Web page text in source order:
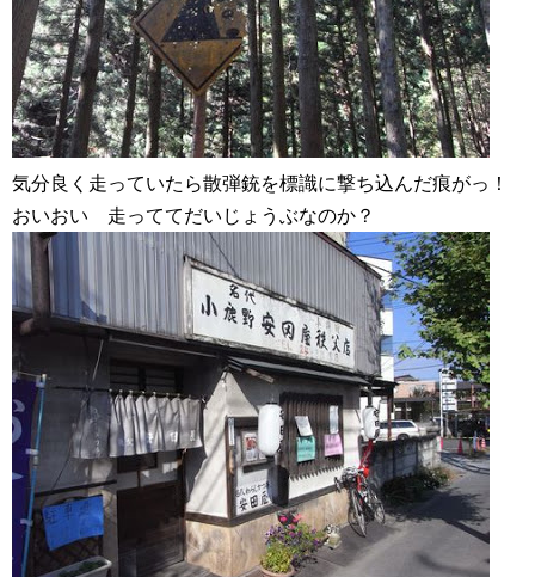
気分良く走っていたら散弾銃を標識に撃ち込んだ痕がっ！
おいおい 走っててだいじょうぶなのか？